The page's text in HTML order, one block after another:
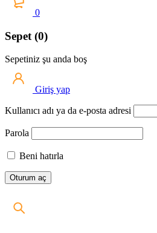
0
Sepet (0)
Sepetiniz şu anda boş
Giriş yap
Kullanıcı adı ya da e-posta adresi
Parola
Beni hatırla